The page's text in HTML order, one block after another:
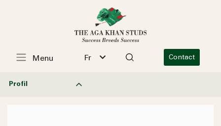
Fr Contact
Menu
Profil